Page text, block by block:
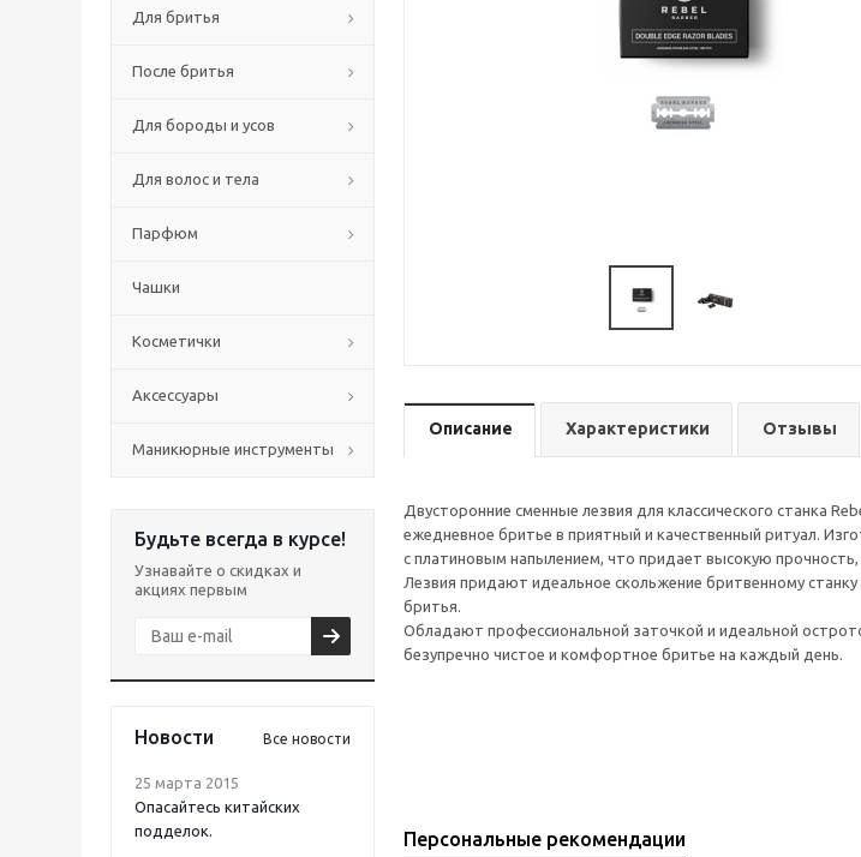
Для бритья
После бритья
Для бороды и усов
Для волос и тела
Парфюм
Чашки
Косметички
Аксессуары
Маникюрные инструменты
Будьте всегда в курсе!
Узнавайте о скидках и
акциях первым
Новости Все новости
25 марта 2015
Опасайтесь китайских
подделок.
Описание Характеристики Отзывы
Двусторонние сменные лезвия для классического станка
ежедневное бритье в приятный и качественный ритуал.
с платиновым напылением, что придает высокую
Лезвия придают идеальное скольжение бритвенному
бритья.
Обладают профессиональной заточкой и идеальной
безупречно чистое и комфортное бритье на каждый день.
Персональные рекомендации